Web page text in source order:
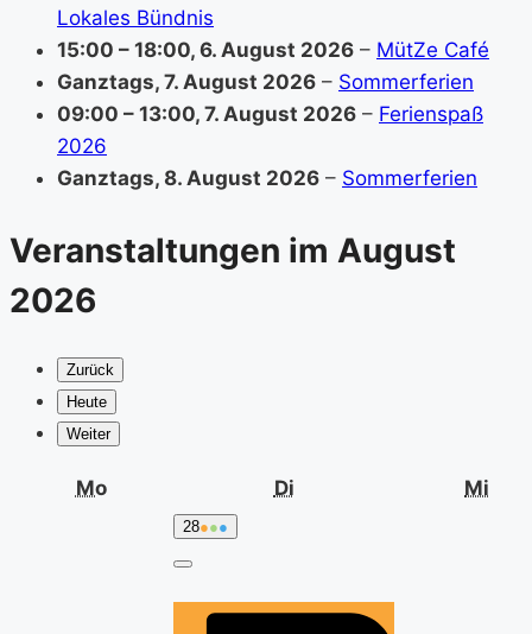
Lokales Bündnis
15:00 – 18:00, 6. August 2026 – MütZe Café
Ganztags, 7. August 2026 – Sommerferien
09:00 – 13:00, 7. August 2026 – Ferienspaß
2026
Ganztags, 8. August 2026 – Sommerferien
Veranstaltungen im August
2026
Zurück
Heute
Weiter
MoMontag DiDienstag Mi
2828.
Juli
●●●
event
Close